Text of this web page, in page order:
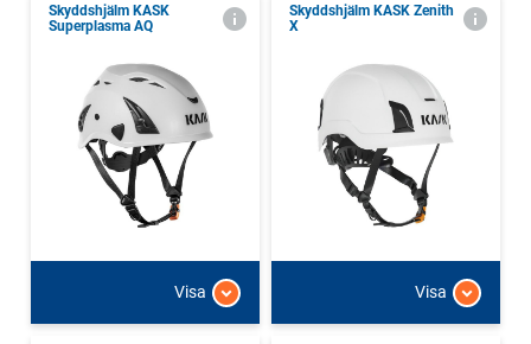
Skyddshjälm KASK
Superplasma AQ
Visa
Skyddshjälm KASK Zenith
X
Visa